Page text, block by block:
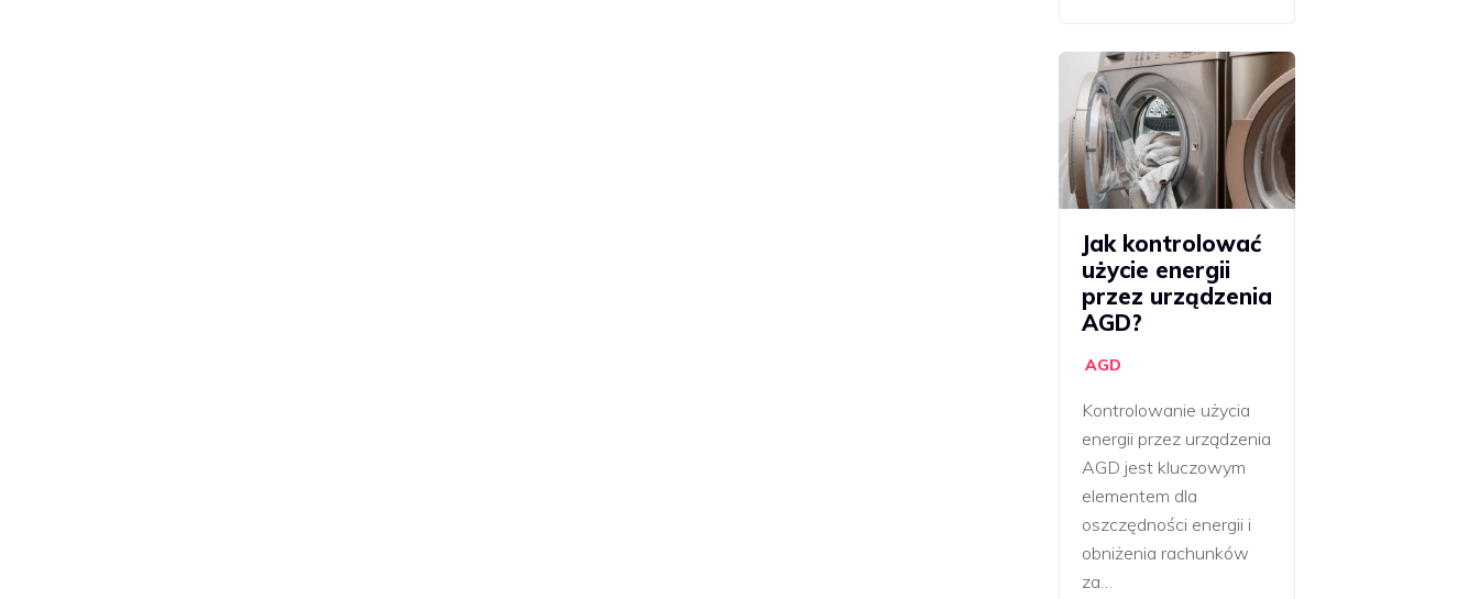
Jak kontrolować
użycie energii
przez urządzenia
AGD?
AGD
Kontrolowanie użycia
energii przez urządzenia
AGD jest kluczowym
elementem dla
oszczędności energii i
obniżenia rachunków
za…